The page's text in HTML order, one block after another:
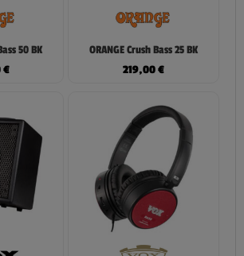
50 BK
€
ORANGE Crush Bass 25 BK
219,00€